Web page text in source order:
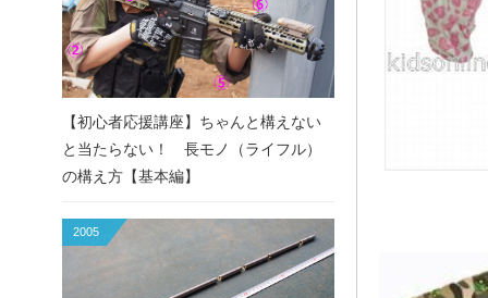
【初心者応援講座】ちゃんと構えない
と当たらない！ 長モノ（ライフル）
の構え方【基本編】
2005